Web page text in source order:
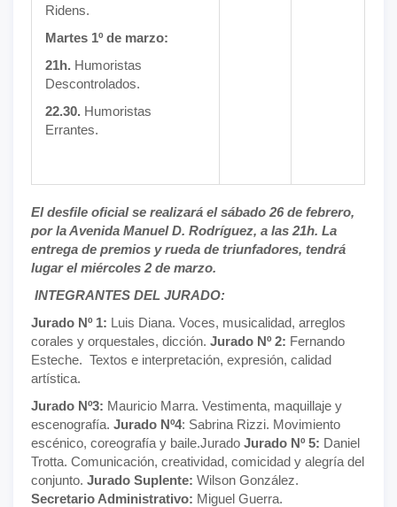
Ridens.
Martes 1º de marzo:
21h. Humoristas
Descontrolados.
22.30. Humoristas
Errantes.
El desfile oficial se realizará el sábado 26 de febrero,
por la Avenida Manuel D. Rodríguez, a las 21h. La
entrega de premios y rueda de triunfadores, tendrá
lugar el miércoles 2 de marzo.
INTEGRANTES DEL JURADO:
Jurado Nº 1: Luis Diana. Voces, musicalidad, arreglos
corales y orquestales, dicción. Jurado Nº 2: Fernando
Esteche. Textos e interpretación, expresión, calidad
artística.
Jurado Nº3: Mauricio Marra. Vestimenta, maquillaje y
escenografía. Jurado Nº4: Sabrina Rizzi. Movimiento
escénico, coreografía y baile.Jurado Jurado Nº 5: Daniel
Trotta. Comunicación, creatividad, comicidad y alegría del
conjunto. Jurado Suplente: Wilson González.
Secretario Administrativo: Miguel Guerra.